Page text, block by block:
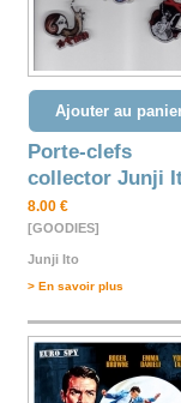
Ajouter au
Porte-clefs
collector Junji
8.00 €
[GOODIES]
Junji Ito
> En savoir plus